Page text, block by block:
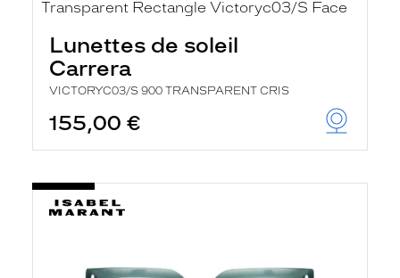
Lunettes de soleil
Carrera
VICTORYC03/S 900 TRANSPARENT CRIS
155,00 €